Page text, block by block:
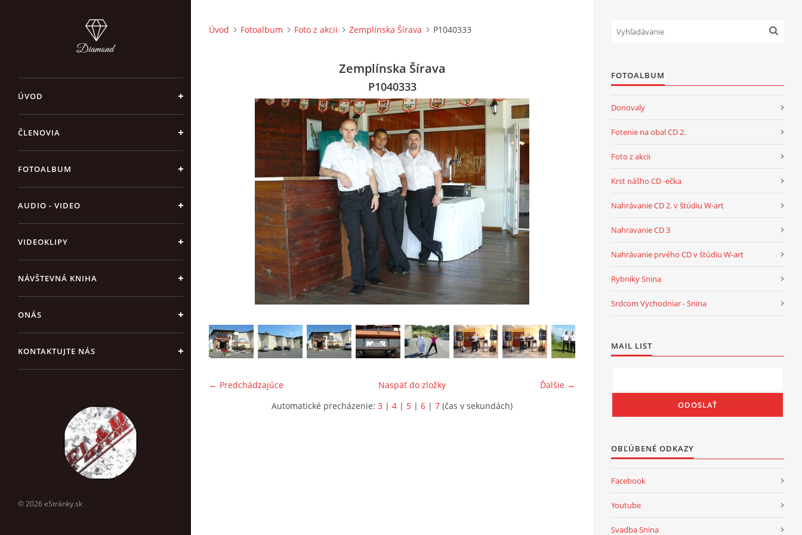
ÚVOD
ČLENOVIA
FOTOALBUM
AUDIO - VIDEO
VIDEOKLIPY
NÁVŠTEVNÁ KNIHA
ONÁS
KONTAKTUJTE NÁS
© 2026 eStránky.sk
Úvod Fotoalbum Foto z akcii Zemplínska Šírava P1040333
Zemplínska Šírava
P1040333
← Predchádzajúce Ďalšie →
Naspäť do zložky
Automatické precházenie: 3 | 4 | 5 | 6 | 7 (čas v sekundách)
FOTOALBUM
Donovaly
Fotenie na obal CD 2.
Foto z akcii
Krst nášho CD -ečka
Nahrávanie CD 2. v štúdiu W-art
Nahravanie CD 3
Nahrávanie prvého CD v štúdiu W-art
Rybniky Snina
Srdcom Vychodniar - Snina
MAIL LIST
OBĽÚBENÉ ODKAZY
Facebook
Youtube
Svadba Snina